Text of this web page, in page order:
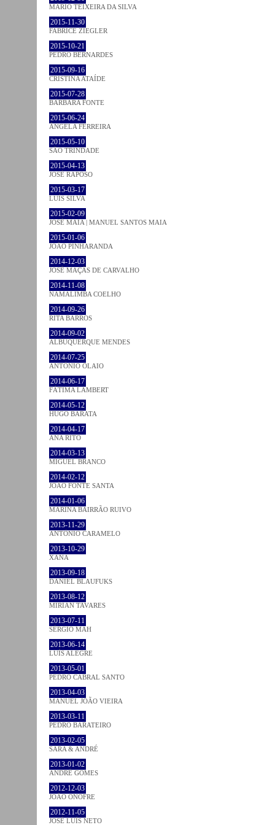
MÁRIO TEIXEIRA DA SILVA
2015-11-30
FABRICE ZIEGLER
2015-10-21
PEDRO BERNARDES
2015-09-16
CRISTINA ATAÍDE
2015-07-28
BÁRBARA FONTE
2015-06-24
ÂNGELA FERREIRA
2015-05-10
SÃO TRINDADE
2015-04-13
JOSÉ RAPOSO
2015-03-17
LUÍS SILVA
2015-02-09
JOSÉ MAIA | MANUEL SANTOS MAIA
2015-01-06
JOÃO PINHARANDA
2014-12-03
JOSÉ MAÇÃS DE CARVALHO
2014-11-08
NAMALIMBA COELHO
2014-09-26
RITA BARROS
2014-09-02
ALBUQUERQUE MENDES
2014-07-25
ANTÓNIO OLAIO
2014-06-17
FÁTIMA LAMBERT
2014-05-12
HUGO BARATA
2014-04-17
ANA RITO
2014-03-13
MIGUEL BRANCO
2014-02-12
JOÃO FONTE SANTA
2014-01-06
MARINA BAIRRÃO RUIVO
2013-11-29
ANTÓNIO CARAMELO
2013-10-29
XANA
2013-09-18
DANIEL BLAUFUKS
2013-08-12
MIRIAN TAVARES
2013-07-11
SÉRGIO MAH
2013-06-14
LUÍS ALEGRE
2013-05-01
PEDRO CABRAL SANTO
2013-04-03
MANUEL JOÃO VIEIRA
2013-03-11
PEDRO BARATEIRO
2013-02-05
SARA & ANDRÉ
2013-01-02
ANDRÉ GOMES
2012-12-03
JOÃO ONOFRE
2012-11-05
JOSÉ LUÍS NETO